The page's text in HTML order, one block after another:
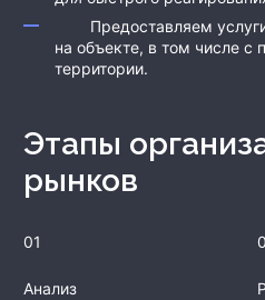
Предоставляем услуги
на объекте, в том числе с
территории.
Этапы организации защиты
рынков
01
Анализ